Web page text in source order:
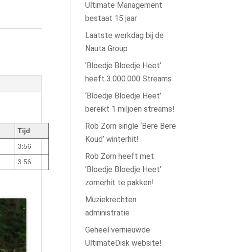
Tijd
3:56
3:56
Ultimate Management
bestaat 15 jaar
Laatste werkdag bij de
Nauta Group
‘Bloedje Bloedje Heet’
heeft 3.000.000 Streams
‘Bloedje Bloedje Heet’
bereikt 1 miljoen streams!
Rob Zorn single ‘Bere Bere
Koud’ winterhit!
Rob Zorn heeft met
‘Bloedje Bloedje Heet’
zomerhit te pakken!
Muziekrechten
administratie
Geheel vernieuwde
UltimateDisk website!